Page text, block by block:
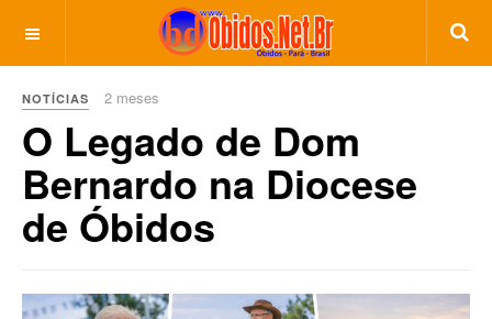
NOTÍCIAS 2 meses
O Legado de Dom
Bernardo na Diocese
de Óbidos